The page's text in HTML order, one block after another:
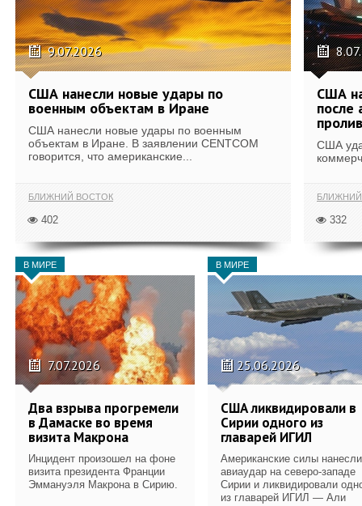
9.07.2026
США нанесли новые удары по
военным объектам в Иране
США нанесли новые удары по военным
объектам в Иране. В заявлении CENTCOM
говорится, что американские...
БЛИЖНИЙ ВОСТОК
402
США
после
США
332
В МИРЕ
7.07.2026
Два взрыва прогремели
в Дамаске во время
визита Макрона
Инцидент произошел на фоне
визита президента Франции
Эммануэля Макрона в Сирию.
В МИРЕ
25.06.2026
США ликвидировали в
Сирии одного из
главарей ИГИЛ
Американские силы нанесли
авиаудар на северо-западе
Сирии и ликвидировали
из главарей ИГИЛ — Али